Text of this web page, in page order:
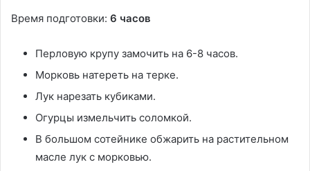
Время подготовки: 6 часов
Перловую крупу замочить на 6-8 часов.
Морковь натереть на терке.
Лук нарезать кубиками.
Огурцы измельчить соломкой.
В большом сотейнике обжарить на растительном
масле лук с морковью.